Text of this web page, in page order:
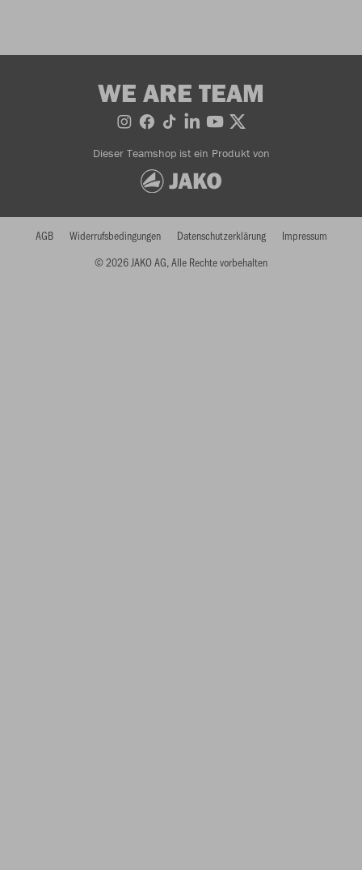
WE ARE TEAM
Dieser Teamshop ist ein Produkt von
© 2026 JAKO AG, Alle Rechte vorbehalten
AGB Widerrufsbedingungen Datenschutzerklärung Impressum